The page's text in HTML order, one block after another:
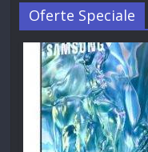
Oferte Speciale